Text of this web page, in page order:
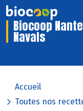
Biocoop
Navals
Accueil
Toutes nos